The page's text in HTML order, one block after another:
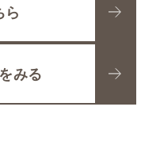
ら
みる